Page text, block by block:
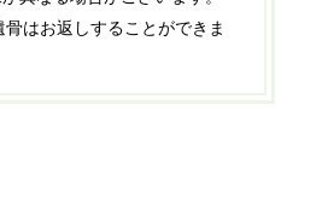
はお返しすることができま